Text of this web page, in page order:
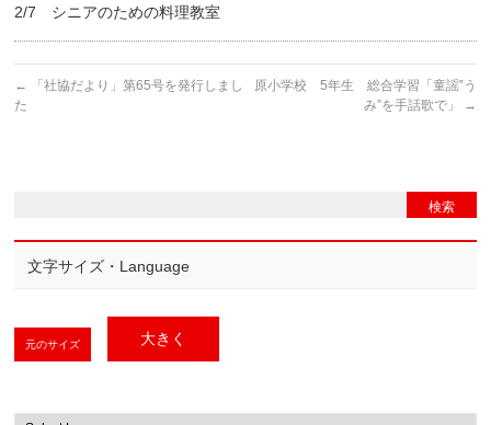
2/7 シニアのための料理教室
←
「社協だより」第65号を発行しまし
た
原小学校 5年生 総合学習「童謡‟う
み”を手話歌で」
→
文字サイズ・Language
元のサイズ 大きく